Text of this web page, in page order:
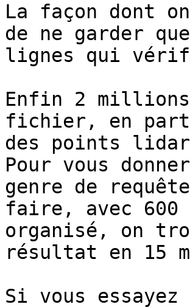
La façon dont
de ne garder
lignes qui
Enfin 2
fichier, en
des points
Pour vous
genre de
faire, avec 600
organisé, on
résultat en 15
Si vous